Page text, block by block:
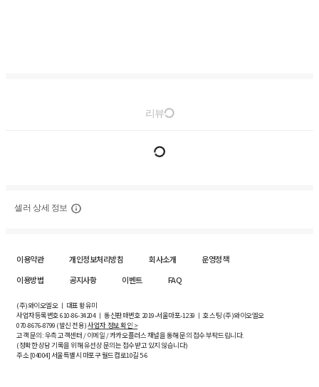
리뷰
셀러 상세 정보
이용약관 개인정보처리방침 회사소개
운영정책
이용방법
공지사항 이벤트 FAQ
(주)와이오엘오 ㅣ 대표 황유미
사업자등록번호610-86-34204ㅣ 통신판매번호 2019-서울마포-1239 ㅣ 호스팅 (주)와이오엘오
070-8676-8799 (발신 전용)사업자 정보 확인 >
고객 문의: 우측 고객센터 / 이메일 / 카카오플러스 채널을 통해 문의 접수 부탁드립니다.
(정확한 상담 기록을 위해 유선상 문의는 접수받고 있지 않습니다)
주소 [04004] 서울특별시 마포구 월드컵로10길5-6